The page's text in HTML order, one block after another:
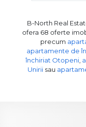
B-North Real
ofera 68 oferte
precum
apartamente de
închiriat Otopeni,
Unirii sau